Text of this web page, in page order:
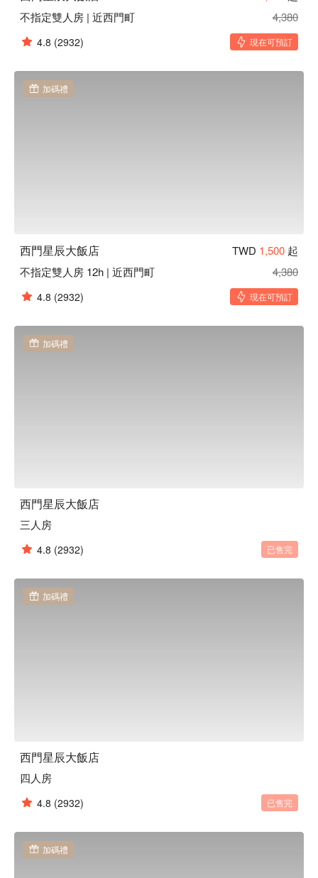
不指定雙人房 | 近西門町
4,380
4.8 (2932) 現在可預訂
加碼禮
西門星辰大飯店 TWD 1,500 起
不指定雙人房 12h | 近西門町
4,380
4.8 (2932) 現在可預訂
加碼禮
西門星辰大飯店
三人房
4.8 (2932) 已售完
加碼禮
西門星辰大飯店
四人房
4.8 (2932) 已售完
加碼禮